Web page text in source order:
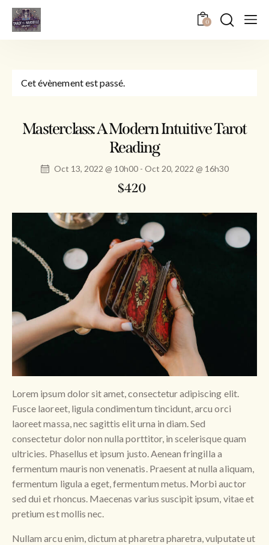
0
Cet évènement est passé.
Masterclass: A Modern Intuitive Tarot
Reading
Oct 13, 2022 @ 10h00- Oct 20, 2022 @ 16h30
$420
Lorem ipsum dolor sit amet, consectetur adipiscing elit.
Fusce laoreet, ligula condimentum tincidunt, arcu orci
laoreet massa, nec sagittis elit urna in diam. Sed
consectetur dolor non nulla porttitor, in scelerisque quam
ultricies. Phasellus et ipsum justo. Aenean fringilla a
fermentum mauris non venenatis. Praesent at nulla aliquam,
fermentum ligula a eget, fermentum metus. Morbi auctor
sed dui et rhoncus. Maecenas varius suscipit ipsum, vitae et
pretium est mollis nec.
Nullam arcu enim, dictum at pharetra pharetra, vulputate ut